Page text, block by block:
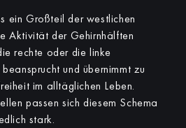
ein Großteil der westlichen
Aktivität der Gehirnhälften
rechte oder die linke
und übernimmt zu
im alltäglichen Leben.
passen sich diesem Schema
stark.